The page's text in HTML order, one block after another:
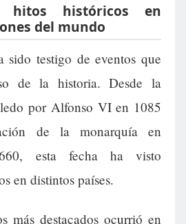
históricos en
del mundo
testigo de eventos que
de la historia. Desde la
por Alfonso VI en 1085
de la monarquía en
esta fecha ha visto
en distintos países.
más destacados ocurrió en